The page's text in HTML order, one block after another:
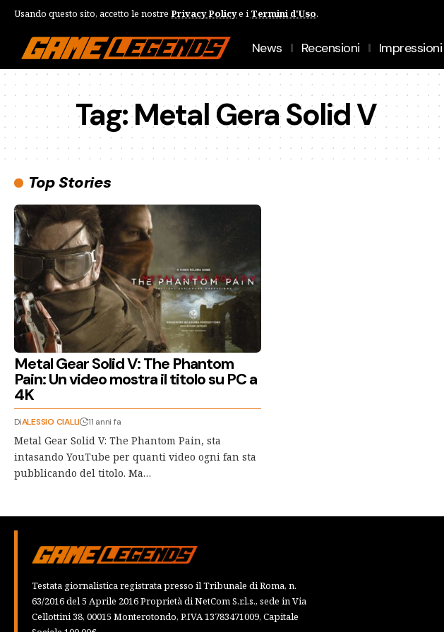
Usando questo sito, accetto le nostre Privacy Policye i Termini d'Uso.
News Recensioni Impressioni
Tag:Metal Gera Solid V
Top Stories
Metal Gear Solid V: The Phantom
Pain: Un video mostra il titolo su PC a
4K
DiALESSIO CIALLI 11 anni fa
Metal Gear Solid V: The Phantom Pain, sta
intasando YouTube per quanti video ogni fan sta
pubblicando del titolo. Ma…
Testata giornalistica registrata presso il Tribunale di Roma, n.
63/2016 del 5 Aprile 2016 Proprietà di NetCom S.r.l.s., sede in Via
Cellottini 38, 00015 Monterotondo, P.IVA 13783471009, Capitale